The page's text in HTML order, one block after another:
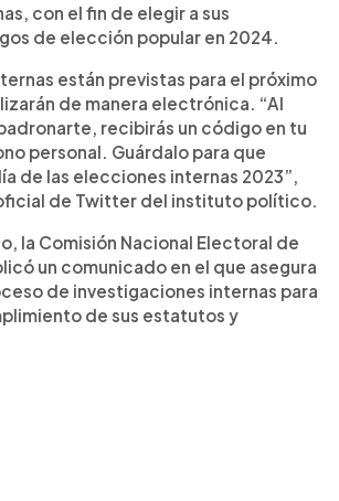
con el fin de elegir a sus
de elección popular en 2024.
están previstas para el próximo
de manera electrónica. “Al
recibirás un código en tu
personal. Guárdalo para que
de las elecciones internas 2023”,
de Twitter del instituto político.
la Comisión Nacional Electoral de
un comunicado en el que asegura
de investigaciones internas para
de sus estatutos y